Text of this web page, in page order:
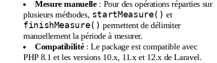
Mesure manuelle: Pour des opérations réparties sur
plusieurs méthodes, startMeasure() et
finishMeasure() permettent de délimiter
manuellement la période à mesurer.
Compatibilité: Le package est compatible avec
PHP 8.1 et les versions 10.x, 11.x et 12.x de Laravel.